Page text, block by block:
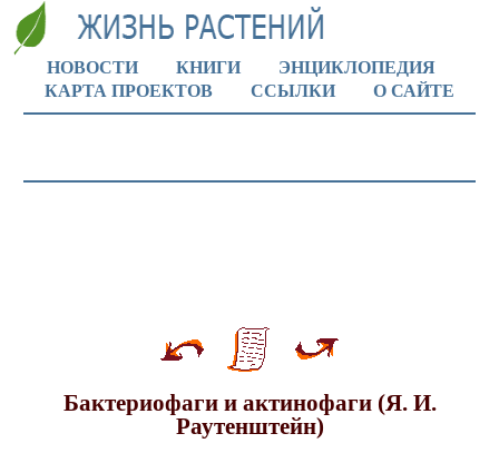
НОВОСТИ КНИГИ
ЭНЦИКЛОПЕДИЯ
КАРТА ПРОЕКТОВ
ССЫЛКИ О САЙТЕ
Бактериофаги и актинофаги (Я. И.
Раутенштейн)